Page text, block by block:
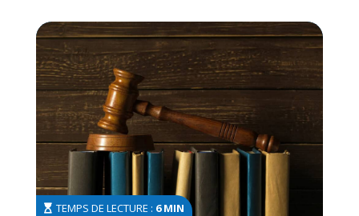
TEMPS DE LECTURE : 6 MIN